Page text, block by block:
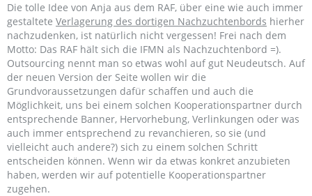
Die tolle Idee von Anja aus dem RAF, über eine wie auch immer
gestaltete Verlagerung des dortigen Nachzuchtenbords hierher
nachzudenken, ist natürlich nicht vergessen! Frei nach dem
Motto: Das RAF hält sich die IFMN als Nachzuchtenbord =).
Outsourcing nennt man so etwas wohl auf gut Neudeutsch. Auf
der neuen Version der Seite wollen wir die
Grundvoraussetzungen dafür schaffen und auch die
Möglichkeit, uns bei einem solchen Kooperationspartner durch
entsprechende Banner, Hervorhebung, Verlinkungen oder was
auch immer entsprechend zu revanchieren, so sie (und
vielleicht auch andere?) sich zu einem solchen Schritt
entscheiden können. Wenn wir da etwas konkret anzubieten
haben, werden wir auf potentielle Kooperationspartner
zugehen.